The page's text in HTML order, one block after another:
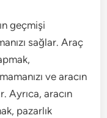
geçmişi
sağlar. Araç
ve aracın
Ayrıca, aracın
pazarlık